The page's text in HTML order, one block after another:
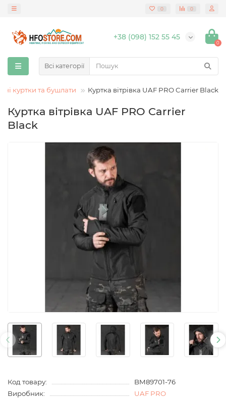
0 0
+38 (098) 152 55 45
0
Всі категорії
куртки та бушлати Куртка вітрівка UAF PRO Carrier Black
Куртка вітрівка UAF PRO Carrier
Black
Код товару:
BM89701-76
Виробник:
UAF PRO